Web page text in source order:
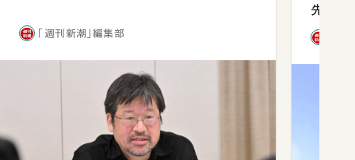
「週刊新潮」編集部
先1位